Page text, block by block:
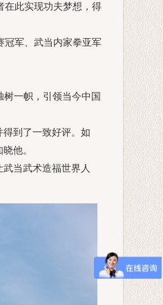
此实现功夫梦想，得
军、武当内家拳亚军
一帜，引领当今中国
到了一致好评。如
他。
当武术造福世界人